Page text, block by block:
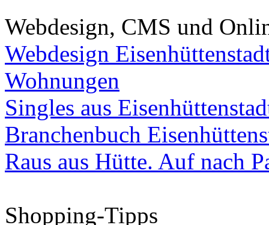
Webdesign, CMS und
Webdesign
Wohnungen
Singles aus
Branchenbuch
Raus aus Hütte. Auf nach
Shopping-Tipps